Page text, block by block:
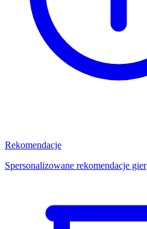
Rekomendacje
Spersonalizowane rekomendacje gier